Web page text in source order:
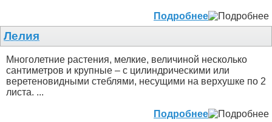
Подробнее
Лелия
Многолетние растения, мелкие, величиной несколько
сантиметров и крупные – с цилиндрическими или
веретеновидными стеблями, несущими на верхушке по 2
листа. ...
Подробнее